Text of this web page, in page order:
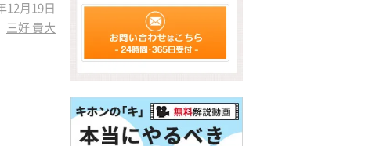
月19日
三好 貴大